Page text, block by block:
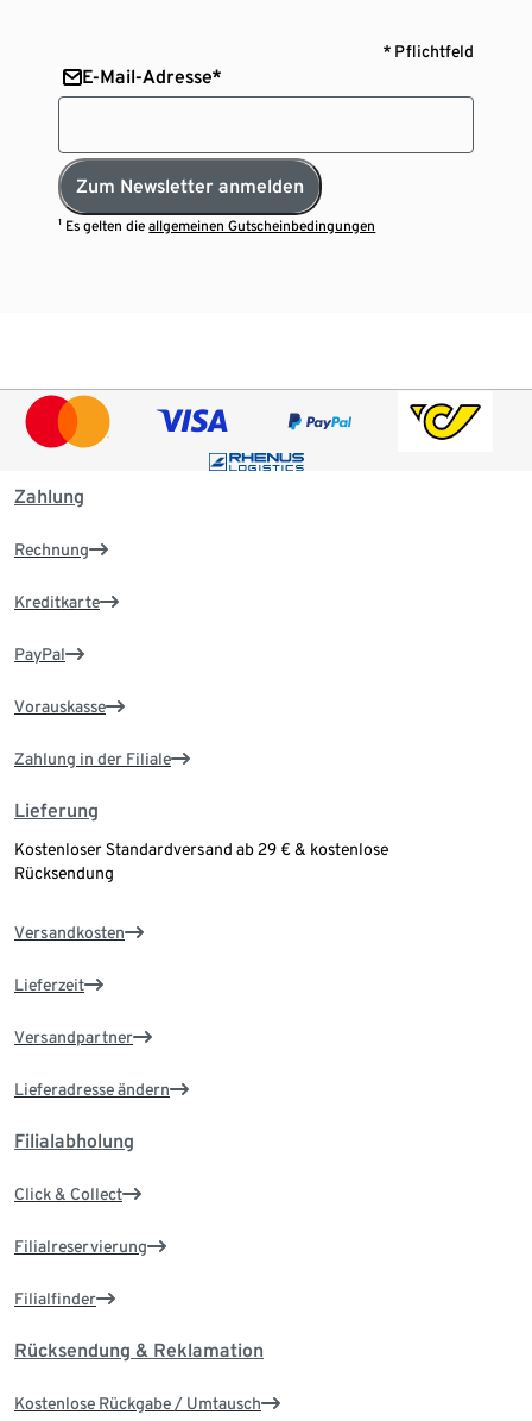
* Pflichtfeld
E-Mail-Adresse*
Zum Newsletter anmelden
¹ Es gelten dieallgemeinen Gutscheinbedingungen
Zahlung
Rechnung
Kreditkarte
PayPal
Vorauskasse
Zahlung in der Filiale
Lieferung
Kostenloser Standardversand ab 29 € & kostenlose
Rücksendung
Versandkosten
Lieferzeit
Versandpartner
Lieferadresse ändern
Filialabholung
Click & Collect
Filialreservierung
Filialfinder
Rücksendung & Reklamation
Kostenlose Rückgabe / Umtausch